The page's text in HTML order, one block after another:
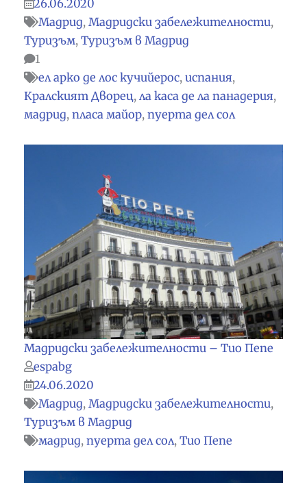
26.06.2020
Мадрид, Мадридски забележителности,
Туризъм, Туризъм в Мадрид
1
ел арко де лос кучийерос, испания,
Кралският Дворец, ла каса де ла панадерия,
мадрид, пласа майор, пуерта дел сол
Мадридски забележителности – Тио Пепе
espabg
24.06.2020
Мадрид, Мадридски забележителности,
Туризъм в Мадрид
мадрид, пуерта дел сол, Тио Пепе